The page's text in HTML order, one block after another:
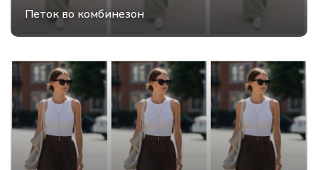
Петок во комбинезон